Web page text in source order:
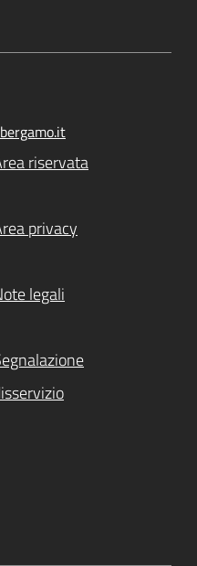
riservata
privacy
legali